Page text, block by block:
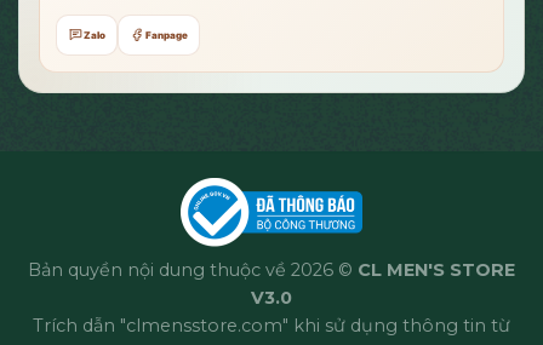
Zalo Fanpage
Bản quyền nội dung thuộc về 2026 © CL MEN'S STORE
V3.0
Trích dẫn "clmensstore.com" khi sử dụng thông tin từ